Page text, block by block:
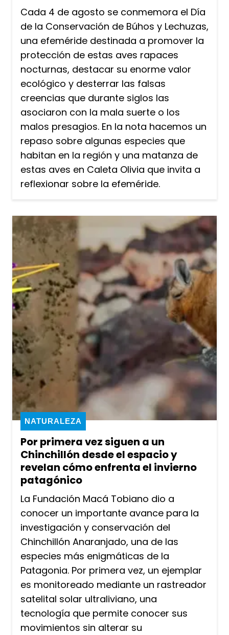
Cada 4 de agosto se conmemora el Día
de la Conservación de Búhos y Lechuzas,
una efeméride destinada a promover la
protección de estas aves rapaces
nocturnas, destacar su enorme valor
ecológico y desterrar las falsas
creencias que durante siglos las
asociaron con la mala suerte o los
malos presagios. En la nota hacemos un
repaso sobre algunas especies que
habitan en la región y una matanza de
estas aves en Caleta Olivia que invita a
reflexionar sobre la efeméride.
Por primera vez siguen a un
Chinchillón desde el espacio y
revelan cómo enfrenta el invierno
patagónico
NATURALEZA
La Fundación Macá Tobiano dio a
conocer un importante avance para la
investigación y conservación del
Chinchillón Anaranjado, una de las
especies más enigmáticas de la
Patagonia. Por primera vez, un ejemplar
es monitoreado mediante un rastreador
satelital solar ultraliviano, una
tecnología que permite conocer sus
movimientos sin alterar su